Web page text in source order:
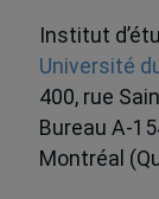
Institut
Université
400, rue
Bureau A-
Montréal